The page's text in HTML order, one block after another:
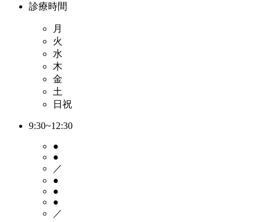
診療時間
月
火
水
木
金
土
日祝
9:30~12:30
●
●
／
●
●
●
／